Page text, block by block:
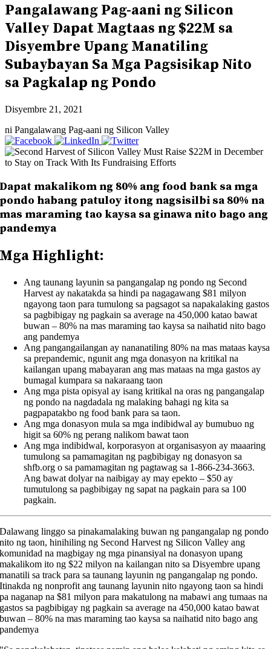
Pangalawang Pag-aani ng Silicon
Valley Dapat Magtaas ng $22M sa
Disyembre Upang Manatiling
Subaybayan Sa Mga Pagsisikap Nito
sa Pagkalap ng Pondo
Disyembre 21, 2021
ni Pangalawang Pag-aani ng Silicon Valley
Dapat makalikom ng 80% ang food bank sa mga
pondo habang patuloy itong nagsisilbi sa 80% na
mas maraming tao kaysa sa ginawa nito bago ang
pandemya
Mga Highlight:
Ang taunang layunin sa pangangalap ng pondo ng Second
Harvest ay nakatakda sa hindi pa nagagawang $81 milyon
ngayong taon para tumulong sa pagsagot sa napakalaking gastos
sa pagbibigay ng pagkain sa average na 450,000 katao bawat
buwan – 80% na mas maraming tao kaysa sa naihatid nito bago
ang pandemya
Ang pangangailangan ay nananatiling 80% na mas mataas kaysa
sa prepandemic, ngunit ang mga donasyon na kritikal na
kailangan upang mabayaran ang mas mataas na mga gastos ay
bumagal kumpara sa nakaraang taon
Ang mga pista opisyal ay isang kritikal na oras ng pangangalap
ng pondo na nagdadala ng malaking bahagi ng kita sa
pagpapatakbo ng food bank para sa taon.
Ang mga donasyon mula sa mga indibidwal ay bumubuo ng
higit sa 60% ng perang nalikom bawat taon
Ang mga indibidwal, korporasyon at organisasyon ay maaaring
tumulong sa pamamagitan ng pagbibigay ng donasyon sa
shfb.org o sa pamamagitan ng pagtawag sa 1-866-234-3663.
Ang bawat dolyar na naibigay ay may epekto – $50 ay
tumutulong sa pagbibigay ng sapat na pagkain para sa 100
pagkain.
Dalawang linggo sa pinakamalaking buwan ng pangangalap ng pondo
nito ng taon, hinihiling ng Second Harvest ng Silicon Valley ang
komunidad na magbigay ng mga pinansiyal na donasyon upang
makalikom ito ng $22 milyon na kailangan nito sa Disyembre upang
manatili sa track para sa taunang layunin ng pangangalap ng pondo.
Itinakda ng nonprofit ang taunang layunin nito ngayong taon sa hindi
pa naganap na $81 milyon para makatulong na mabawi ang tumaas na
gastos sa pagbibigay ng pagkain sa average na 450,000 katao bawat
buwan – 80% na mas maraming tao kaysa sa naihatid nito bago ang
pandemya